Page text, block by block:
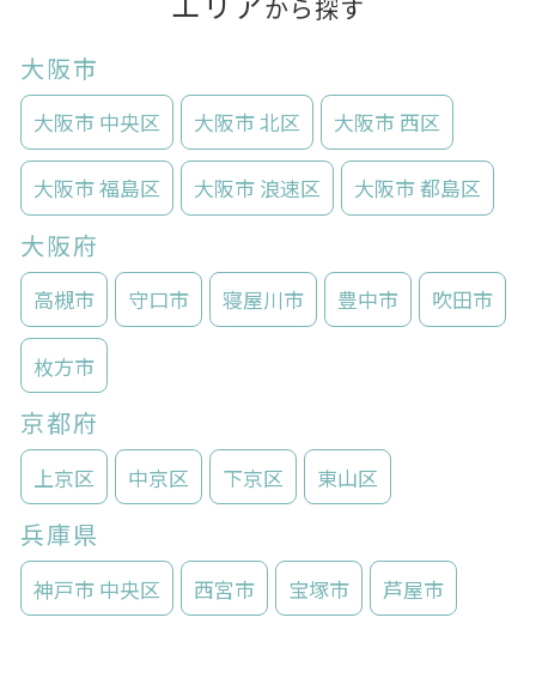
から探す
大阪市
大阪市 中央区 大阪市 北区 大阪市 西区
大阪市 福島区 大阪市 浪速区 大阪市 都島区
大阪府
高槻市 守口市 寝屋川市 豊中市 吹田市
枚方市
京都府
上京区 中京区 下京区 東山区
兵庫県
神戸市 中央区 西宮市 宝塚市 芦屋市